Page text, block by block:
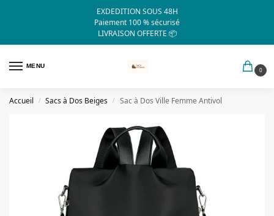
EXDEDITION SOUS 48H
Paiement 100 % sécurisé
LIVRAISON OFFERTE 📦
MENU
0
Accueil / Sacs à Dos Beiges / Sac à Dos Ville Femme Antivol